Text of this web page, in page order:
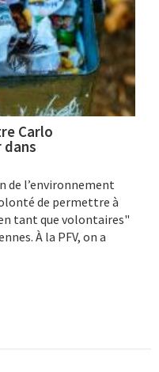
Carlo
de l’environnement
de permettre à
tant que volontaires"
À la PFV, on a